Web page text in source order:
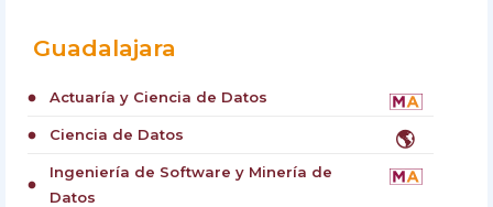
Guadalajara
circle Actuaría y Ciencia de Datos
circle 🌎
Ciencia de Datos
circle
Ingeniería de Software y Minería de
Datos